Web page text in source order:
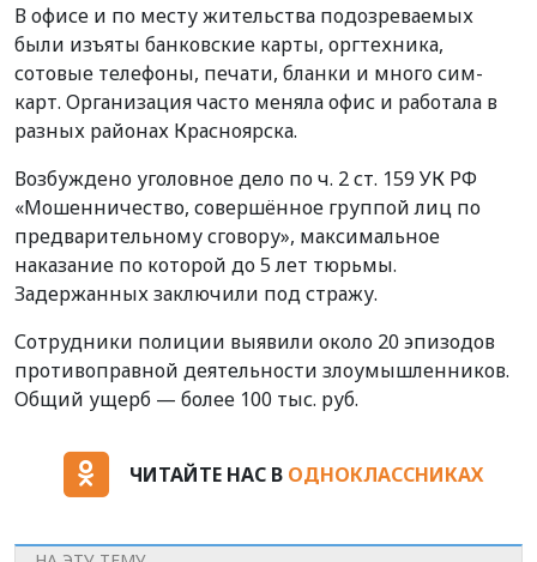
В офисе и по месту жительства подозреваемых
были изъяты банковские карты, оргтехника,
сотовые телефоны, печати, бланки и много сим-
карт. Организация часто меняла офис и работала в
разных районах Красноярска.
Возбуждено уголовное дело по ч. 2 ст. 159 УК РФ
«Мошенничество, совершённое группой лиц по
предварительному сговору», максимальное
наказание по которой до 5 лет тюрьмы.
Задержанных заключили под стражу.
Сотрудники полиции выявили около 20 эпизодов
противоправной деятельности злоумышленников.
Общий ущерб — более 100 тыс. руб.
ЧИТАЙТЕ НАС В ОДНОКЛАССНИКАХ